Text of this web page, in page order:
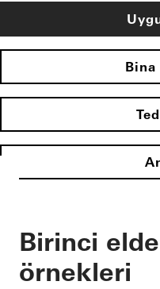
Birinci
örnekleri